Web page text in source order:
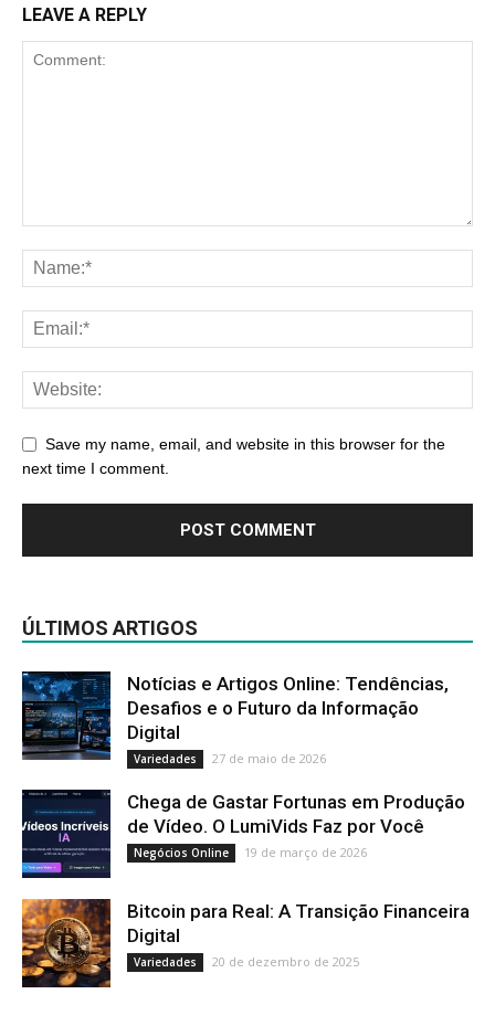
LEAVE A REPLY
Save my name, email, and website in this browser for the
next time I comment.
ÚLTIMOS ARTIGOS
Notícias e Artigos Online: Tendências,
Desafios e o Futuro da Informação
Digital
Variedades 27 de maio de 2026
Chega de Gastar Fortunas em Produção
de Vídeo. O LumiVids Faz por Você
Negócios Online 19 de março de 2026
Bitcoin para Real: A Transição Financeira
Digital
Variedades 20 de dezembro de 2025